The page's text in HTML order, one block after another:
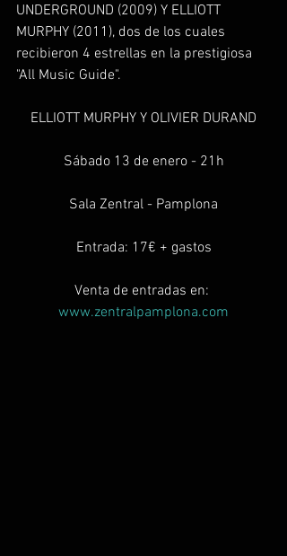
UNDERGROUND (2009) Y ELLIOTT
MURPHY (2011), dos de los cuales
recibieron 4 estrellas en la prestigiosa
"All Music Guide".
ELLIOTT MURPHY Y OLIVIER DURAND
Sábado 13 de enero - 21h
Sala Zentral - Pamplona
Entrada: 17€ + gastos
Venta de entradas en:
www.zentralpamplona.com